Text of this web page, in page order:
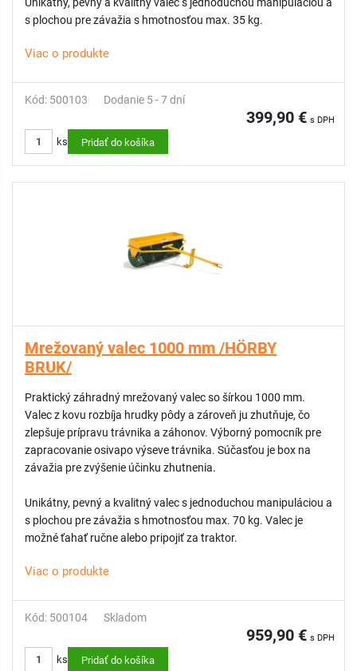
s plochou pre závažia s hmotnosťou max. 35 kg.
Viac o produkte
Kód: 500103 Dodanie 5 - 7 dní
399,90 € s DPH
ks Pridať do košíka
Mrežovaný valec 1000 mm /HÖRBY
BRUK/
Praktický záhradný mrežovaný valec so šírkou 1000 mm.
Valec z kovu rozbíja hrudky pôdy a zároveň ju zhutňuje, čo
zlepšuje prípravu trávnika a záhonov. Výborný pomocník pre
zapracovanie osivapo výseve trávnika. Súčasťou je box na
závažia pre zvýšenie účinku zhutnenia.
Unikátny, pevný a kvalitný valec s jednoduchou manipuláciou a
s plochou pre závažia s hmotnosťou max. 70 kg. Valec je
možné ťahať ručne alebo pripojiť za traktor.
Viac o produkte
Kód: 500104 Skladom
959,90 € s DPH
ks Pridať do košíka